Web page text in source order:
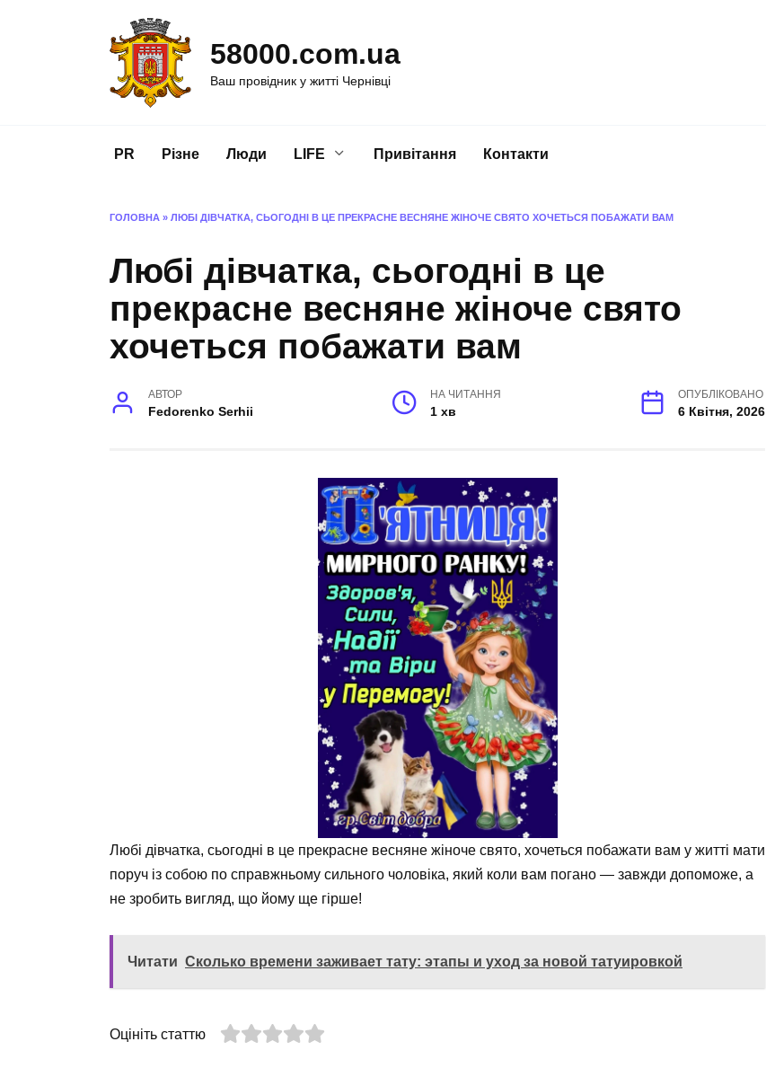
58000.com.ua
Ваш провідник у житті Чернівці
PR Різне Люди LIFE Привітання Контакти
ГОЛОВНА » ЛЮБІ ДІВЧАТКА, СЬОГОДНІ В ЦЕ ПРЕКРАСНЕ ВЕСНЯНЕ ЖІНОЧЕ СВЯТО ХОЧЕТЬСЯ ПОБАЖАТИ ВАМ
Любі дівчатка, сьогодні в це
прекрасне весняне жіноче свято
хочеться побажати вам
АВТОР
Fedorenko Serhii
НА ЧИТАННЯ
1 хв
ОПУБЛІКОВАНО
6 Квітня, 2026
Любі дівчатка, сьогодні в це прекрасне весняне жіноче свято, хочеться побажати вам у житті мати
поруч із собою по справжньому сильного чоловіка, який коли вам погано — завжди допоможе, а
не зробить вигляд, що йому ще гірше!
Читати Сколько времени заживает тату: этапы и уход за новой татуировкой
Оцініть статтю